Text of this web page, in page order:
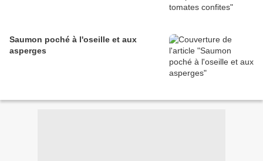
Saumon poché à l'oseille et aux
asperges